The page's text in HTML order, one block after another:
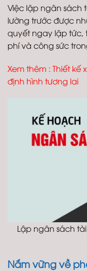
Việc lập ngân sách
lường trước được
quyết ngay lập tức,
phí và công sức
Xem thêm : Thiết kế
định hình tương lai
Lập ngân sách
Nắm vững về